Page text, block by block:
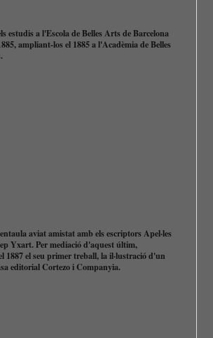
estudis a l'Escola de Belles Arts de Barcelona
ampliant-los el 1885 a l'Acadèmia de Belles
aviat amistat amb els escriptors Apel·les
Yxart. Per mediació d'aquest últim,
1887 el seu primer treball, la il·lustració d'un
editorial Cortezo i Companyia.